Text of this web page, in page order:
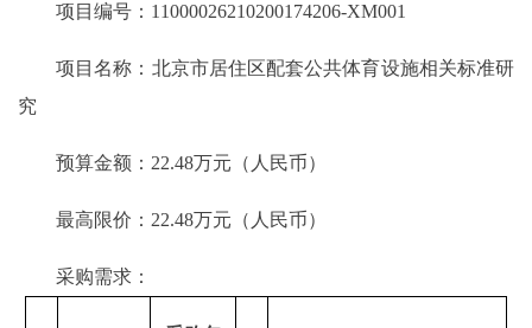
项目编号：11000026210200174206-XM001
项目名称：北京市居住区配套公共体育设施相关标准研
究
预算金额：22.48万元（人民币）
最高限价：22.48万元（人民币）
采购需求：